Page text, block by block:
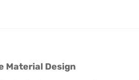
Material Design